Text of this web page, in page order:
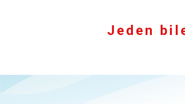
Jeden